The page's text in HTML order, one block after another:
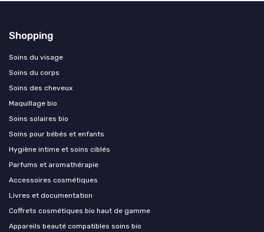
Shopping
Soins du visage
Soins du corps
Soins des cheveux
Maquillage bio
Soins solaires bio
Soins pour bébés et enfants
Hygiène intime et soins ciblés
Parfums et aromathérapie
Accessoires cosmétiques
Livres et documentation
Coffrets cosmétiques bio haut de gamme
Appareils beauté compatibles soins bio